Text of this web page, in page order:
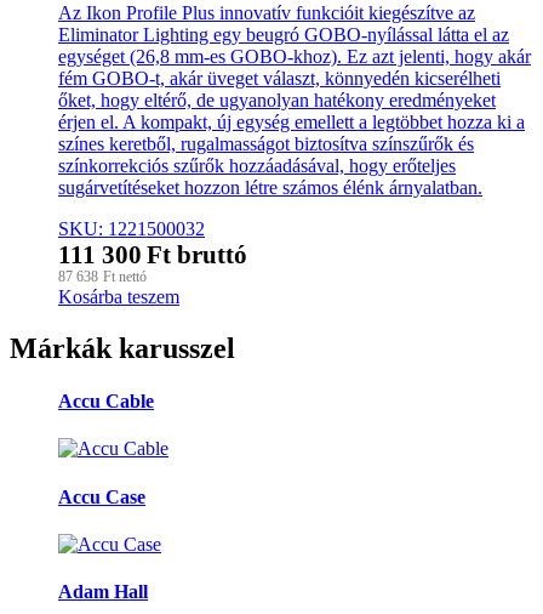
Az Ikon Profile Plus innovatív funkcióit kiegészítve az
Eliminator Lighting egy beugró GOBO-nyílással látta el az
egységet (26,8 mm-es GOBO-khoz). Ez azt jelenti, hogy akár
fém GOBO-t, akár üveget választ, könnyedén kicserélheti
őket, hogy eltérő, de ugyanolyan hatékony eredményeket
érjen el. A kompakt, új egység emellett a legtöbbet hozza ki a
színes keretből, rugalmasságot biztosítva színszűrők és
színkorrekciós szűrők hozzáadásával, hogy erőteljes
sugárvetítéseket hozzon létre számos élénk árnyalatban.
SKU: 1221500032
111 300 Ft bruttó
87 638 Ft nettó
Kosárba teszem
Márkák karusszel
Accu Cable
Accu Case
Adam Hall